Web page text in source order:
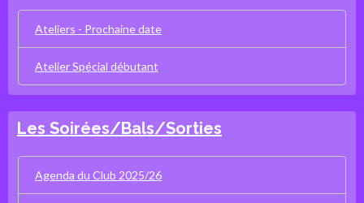
Ateliers - Prochaine date
Atelier Spécial débutant
Les Soirées/Bals/Sorties
Agenda du Club 2025/26